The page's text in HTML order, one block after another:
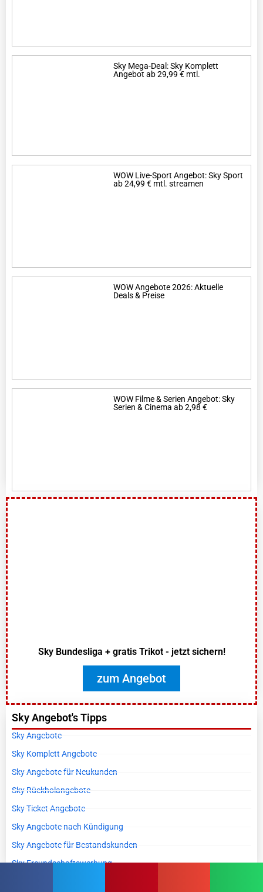
Sky Mega-Deal: Sky Komplett
Angebot ab 29,99 € mtl.
WOW Live-Sport Angebot: Sky Sport
ab 24,99 € mtl. streamen
WOW Angebote 2026: Aktuelle
Deals & Preise
WOW Filme & Serien Angebot: Sky
Serien & Cinema ab 2,98 €
Sky Bundesliga + gratis Trikot - jetzt sichern!
zum Angebot
Sky Angebot's Tipps
Sky Angebote
Sky Komplett Angebote
Sky Angebote für Neukunden
Sky Rückholangebote
Sky Ticket Angebote
Sky Angebote nach Kündigung
Sky Angebote für Bestandskunden
Sky Freundschaftswerbung